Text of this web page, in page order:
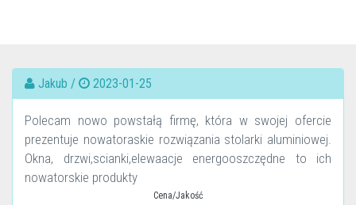
Jakub / 2023-01-25
Polecam nowo powstałą firmę, która w swojej ofercie
prezentuje nowatoraskie rozwiązania stolarki aluminiowej.
Okna, drzwi,scianki,elewaacje energooszczędne to ich
nowatorskie produkty
Cena/Jakość